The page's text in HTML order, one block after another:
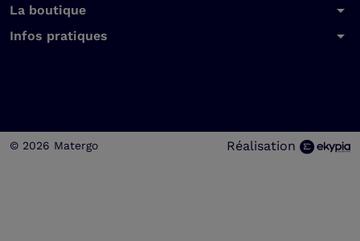
La boutique arrow_drop_down
Infos pratiques arrow_drop_down
© 2026 Matergo Réalisation